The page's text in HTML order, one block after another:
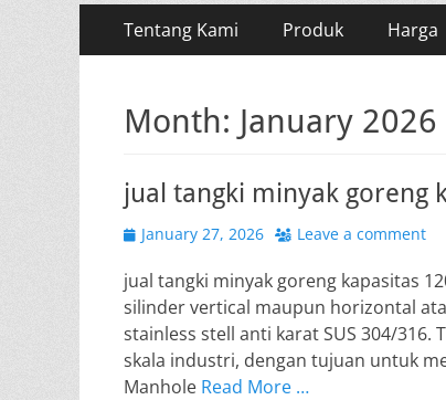
Primary
Menu
Tentang Kami Produk Harga
Month: January 2026
jual tangki minyak goreng
Posted
January 27, 2026 Leave a comment
jual tangki minyak goreng kapasitas
silinder vertical maupun horizontal
stainless stell anti karat SUS 304/
skala industri, dengan tujuan untuk
Manhole Read More …